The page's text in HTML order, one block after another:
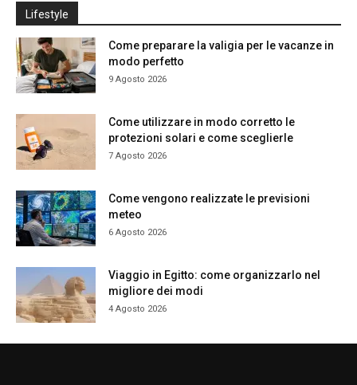
Lifestyle
Come preparare la valigia per le vacanze in
modo perfetto
9 Agosto 2026
Come utilizzare in modo corretto le
protezioni solari e come sceglierle
7 Agosto 2026
Come vengono realizzate le previsioni
meteo
6 Agosto 2026
Viaggio in Egitto: come organizzarlo nel
migliore dei modi
4 Agosto 2026